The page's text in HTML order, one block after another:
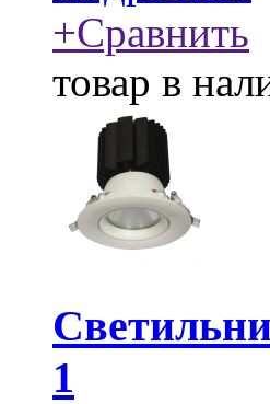
+Сравнить
товар в
1